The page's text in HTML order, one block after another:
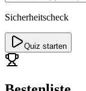
Sicherheitscheck
Quiz starten